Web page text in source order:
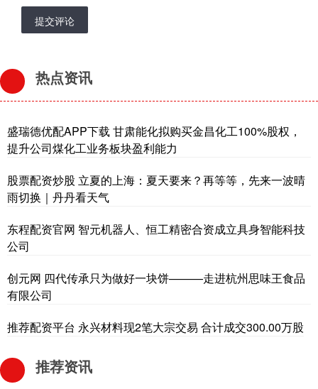
提交评论
热点资讯
盛瑞德优配APP下载 甘肃能化拟购买金昌化工100%股权，
提升公司煤化工业务板块盈利能力
股票配资炒股 立夏的上海：夏天要来？再等等，先来一波晴
雨切换｜丹丹看天气
东程配资官网 智元机器人、恒工精密合资成立具身智能科技
公司
创元网 四代传承只为做好一块饼———走进杭州思味王食品
有限公司
推荐配资平台 永兴材料现2笔大宗交易 合计成交300.00万股
推荐资讯